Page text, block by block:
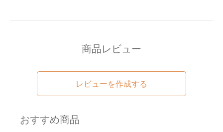
商品レビュー
レビューを作成する
おすすめ商品